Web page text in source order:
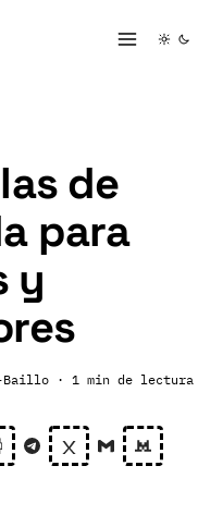
de
para
y
Baillo · 1 min de lectura